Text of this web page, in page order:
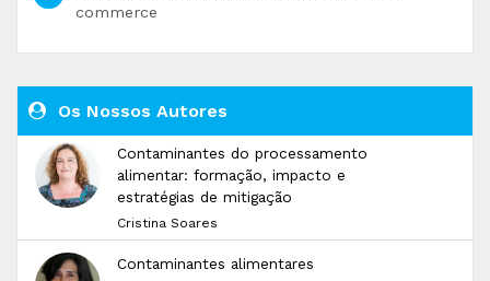
commerce
Os Nossos Autores
Contaminantes do processamento
alimentar: formação, impacto e
estratégias de mitigação
Cristina Soares
Contaminantes alimentares